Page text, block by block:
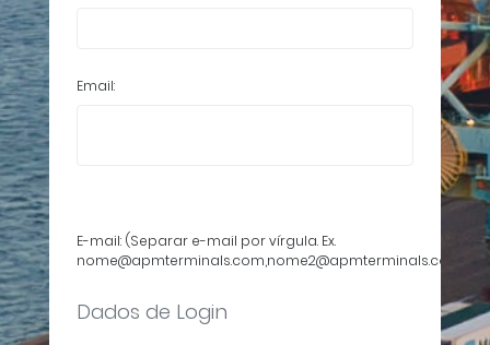
Email:
E-mail: (Separar e-mail por vírgula. Ex.
nome@apmterminals.com,nome2@apmterminals.com)
Dados de Login